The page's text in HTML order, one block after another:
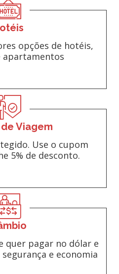
opções de hotéis,
apartamentos
Viagem
Use o cupom
5% de desconto.
quer pagar no dólar e
e economia